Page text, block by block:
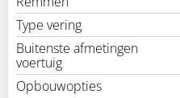
Type vering
Buitenste afmetingen
voertuig
Opbouwopties